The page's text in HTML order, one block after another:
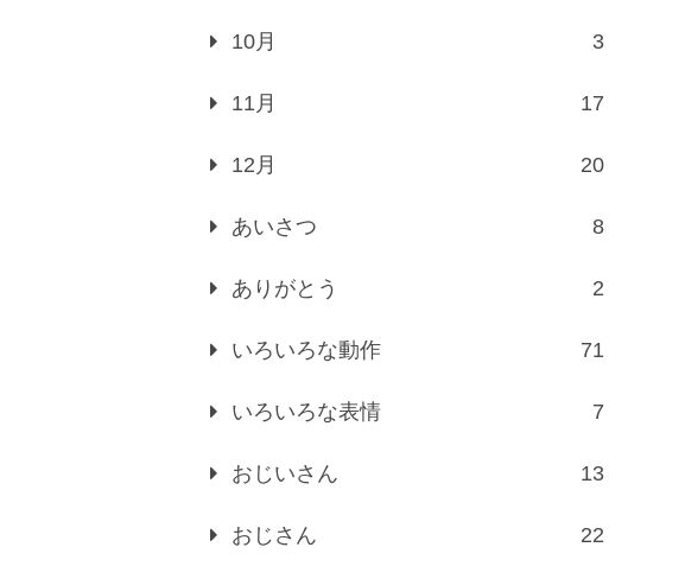
10月 3
11月 17
12月 20
あいさつ 8
ありがとう 2
いろいろな動作 71
いろいろな表情 7
おじいさん 13
おじさん 22